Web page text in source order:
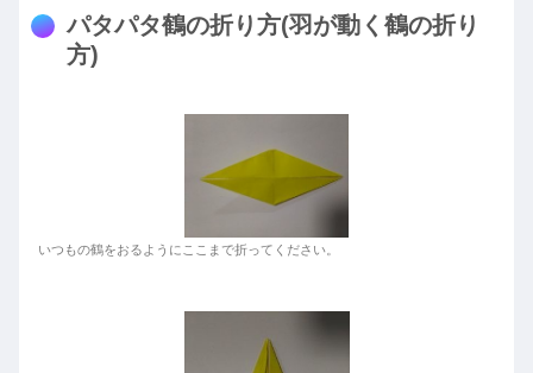
パタパタ鶴の折り方(羽が動く鶴の折り
方)
いつもの鶴をおるようにここまで折ってください。